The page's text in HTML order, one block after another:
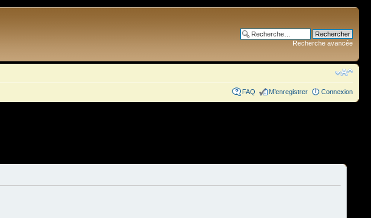
Recherche avancée
FAQ M’enregistrer Connexion